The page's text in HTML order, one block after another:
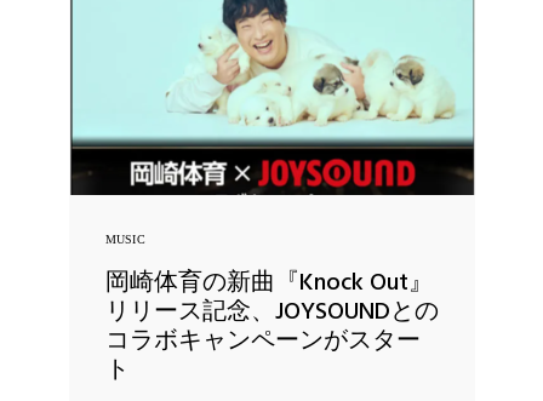
MUSIC
岡崎体育の新曲『Knock Out』
リリース記念、JOYSOUNDとの
コラボキャンペーンがスター
ト